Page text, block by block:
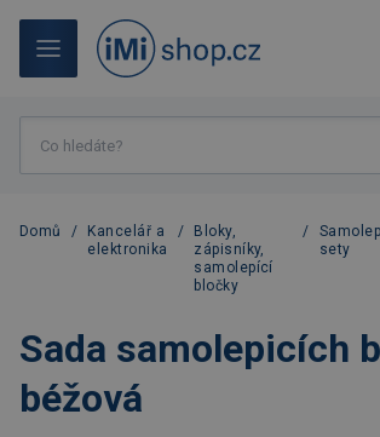
Domů /
Kancelář a
elektronika
/
Bloky,
zápisníky,
samolepící
bločky
/
sety
Sada samolepicích
béžová